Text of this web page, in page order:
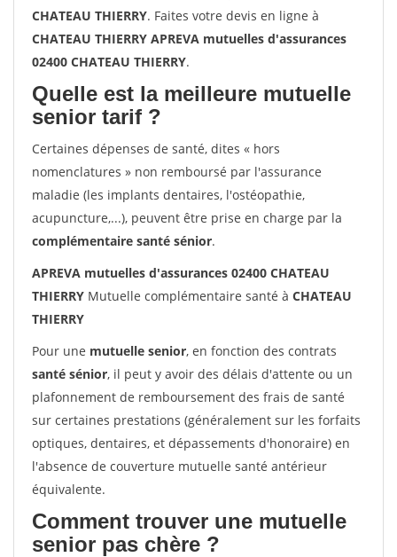
CHATEAU THIERRY. Faites votre devis en ligne à
CHATEAU THIERRY APREVA mutuelles d'assurances
02400 CHATEAU THIERRY.
Quelle est la meilleure mutuelle
senior tarif ?
Certaines dépenses de santé, dites « hors
nomenclatures » non remboursé par l'assurance
maladie (les implants dentaires, l'ostéopathie,
acupuncture,...), peuvent être prise en charge par la
complémentaire santé sénior.
APREVA mutuelles d'assurances 02400 CHATEAU
THIERRY Mutuelle complémentaire santé à CHATEAU
THIERRY
Pour une mutuelle senior, en fonction des contrats
santé sénior, il peut y avoir des délais d'attente ou un
plafonnement de remboursement des frais de santé
sur certaines prestations (généralement sur les forfaits
optiques, dentaires, et dépassements d'honoraire) en
l'absence de couverture mutuelle santé antérieur
équivalente.
Comment trouver une mutuelle
senior pas chère ?